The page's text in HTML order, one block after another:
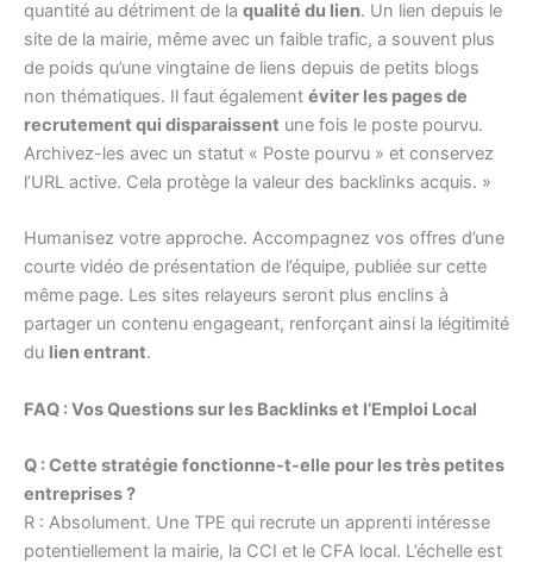
quantité au détriment de la qualité du lien. Un lien depuis le
site de la mairie, même avec un faible trafic, a souvent plus
de poids qu’une vingtaine de liens depuis de petits blogs
non thématiques. Il faut également éviter les pages de
recrutement qui disparaissent une fois le poste pourvu.
Archivez-les avec un statut « Poste pourvu » et conservez
l’URL active. Cela protège la valeur des backlinks acquis. »
Humanisez votre approche. Accompagnez vos offres d’une
courte vidéo de présentation de l’équipe, publiée sur cette
même page. Les sites relayeurs seront plus enclins à
partager un contenu engageant, renforçant ainsi la légitimité
du lien entrant.
FAQ : Vos Questions sur les Backlinks et l’Emploi Local
Q : Cette stratégie fonctionne-t-elle pour les très petites
entreprises ?
R : Absolument. Une TPE qui recrute un apprenti intéresse
potentiellement la mairie, la CCI et le CFA local. L’échelle est